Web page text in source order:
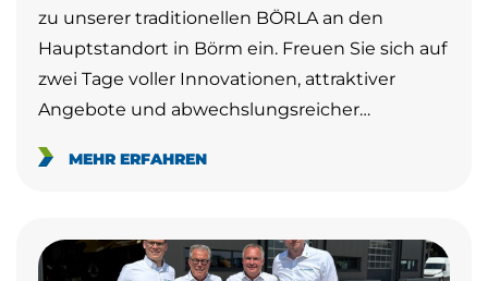
zu unserer traditionellen BÖRLA an den
Hauptstandort in Börm ein. Freuen Sie sich auf
zwei Tage voller Innovationen, attraktiver
Angebote und abwechslungsreicher…
MEHR ERFAHREN